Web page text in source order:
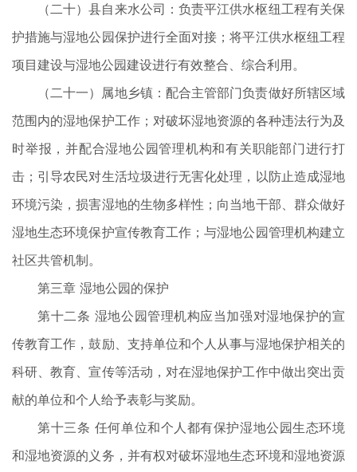
（二十）县自来水公司：负责平江供水枢纽工程有关保
护措施与湿地公园保护进行全面对接；将平江供水枢纽工程
项目建设与湿地公园建设进行有效整合、综合利用。
（二十一）属地乡镇：配合主管部门负责做好所辖区域
范围内的湿地保护工作；对破坏湿地资源的各种违法行为及
时举报，并配合湿地公园管理机构和有关职能部门进行打
击；引导农民对生活垃圾进行无害化处理，以防止造成湿地
环境污染，损害湿地的生物多样性；向当地干部、群众做好
湿地生态环境保护宣传教育工作；与湿地公园管理机构建立
社区共管机制。
第三章 湿地公园的保护
第十二条 湿地公园管理机构应当加强对湿地保护的宣
传教育工作，鼓励、支持单位和个人从事与湿地保护相关的
科研、教育、宣传等活动，对在湿地保护工作中做出突出贡
献的单位和个人给予表彰与奖励。
第十三条 任何单位和个人都有保护湿地公园生态环境
和湿地资源的义务，并有权对破坏湿地生态环境和湿地资源